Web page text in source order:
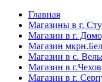
Главная
Магазины в г.
Магазин в г.
Магазин
Магазин в с.
Магазин в г.Чехов
Магазин в г.